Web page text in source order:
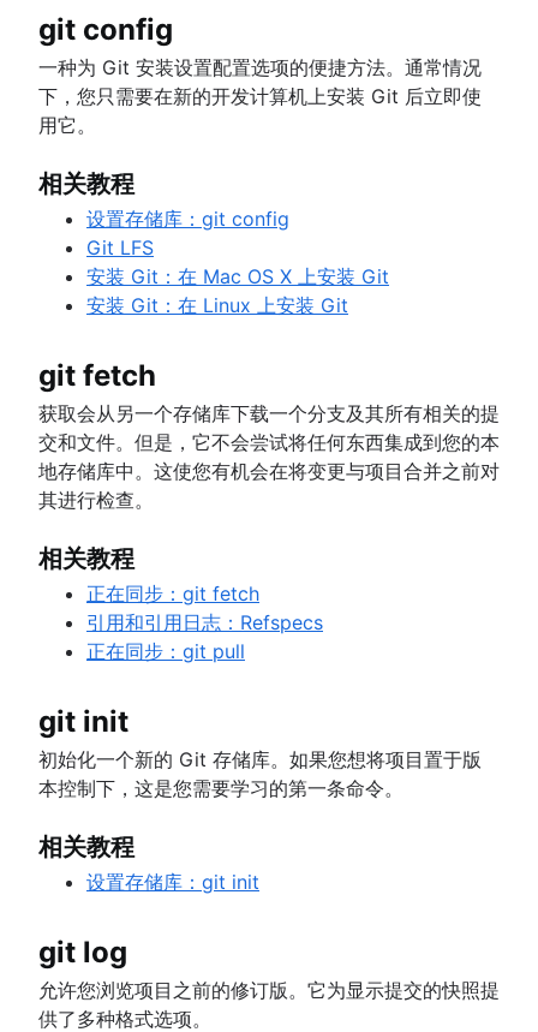
git config
一种为 Git 安装设置配置选项的便捷方法。通常情况
下，您只需要在新的开发计算机上安装 Git 后立即使
用它。
相关教程
设置存储库：git config
Git LFS
安装 Git：在 Mac OS X 上安装 Git
安装 Git：在 Linux 上安装 Git
git fetch
获取会从另一个存储库下载一个分支及其所有相关的提
交和文件。但是，它不会尝试将任何东西集成到您的本
地存储库中。这使您有机会在将变更与项目合并之前对
其进行检查。
相关教程
正在同步：git fetch
引用和引用日志：Refspecs
正在同步：git pull
git init
初始化一个新的 Git 存储库。如果您想将项目置于版
本控制下，这是您需要学习的第一条命令。
相关教程
设置存储库：git init
git log
允许您浏览项目之前的修订版。它为显示提交的快照提
供了多种格式选项。